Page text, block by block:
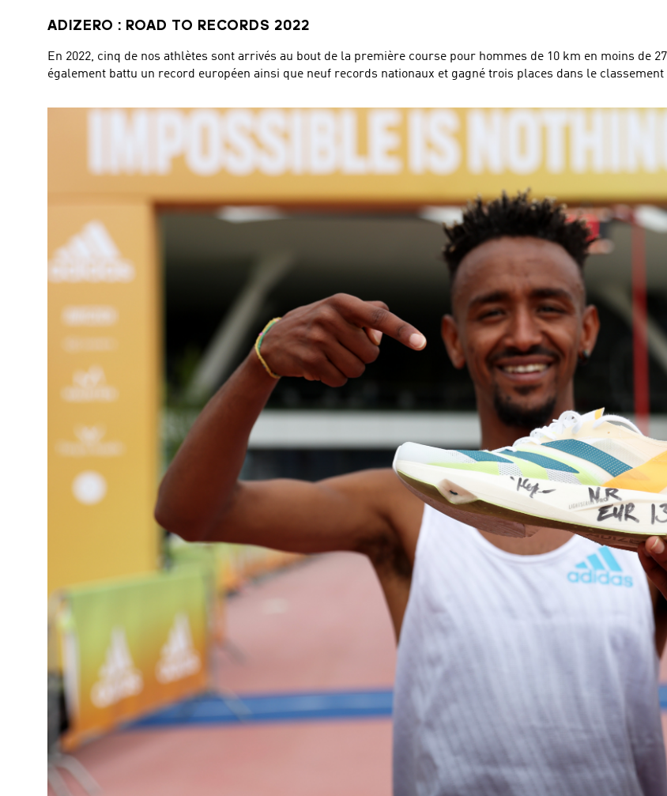
ADIZERO : ROAD TO RECORDS 2022
En 2022, cinq de nos athlètes sont arrivés au bout de la première course pour hommes de 10 km en moins de
également battu un record européen ainsi que neuf records nationaux et gagné trois places dans le